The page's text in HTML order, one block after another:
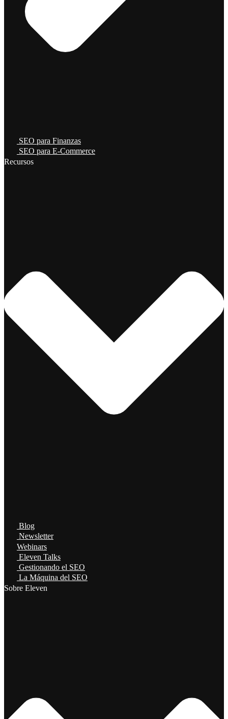
SEO para Finanzas
SEO para E-Commerce
Recursos
Blog
Newsletter
Webinars
Eleven Talks
Gestionando el SEO
La Máquina del SEO
Sobre Eleven